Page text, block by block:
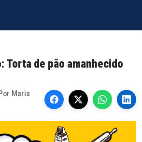
Torta de pão amanhecido
Maria